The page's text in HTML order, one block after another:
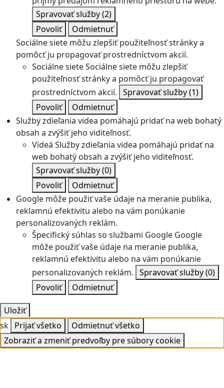
Spravovať služby(2)
Povoliť
Odmietnuť
Sociálne siete môžu zlepšiť použiteľnosť stránky a
pomôcť ju propagovať prostredníctvom akcií.
Sociálne sieteSociálne siete môžu zlepšiť
použiteľnosť stránky a pomôcť ju propagovať
prostredníctvom akcií. Spravovať služby(1)
Povoliť
Odmietnuť
Služby zdieľania videa pomáhajú pridať na web bohatý
obsah a zvýšiť jeho viditeľnosť.
Videá Služby zdieľania videa pomáhajú pridať na
web bohatý obsah a zvýšiť jeho viditeľnosť.
Spravovať služby(0)
Povoliť
Odmietnuť
Google môže použiť vaše údaje na meranie publika,
reklamnú efektivitu alebo na vám ponúkanie
personalizovaných reklám.
Špecifický súhlas so službami Google Google
môže použiť vaše údaje na meranie publika,
reklamnú efektivitu alebo na vám ponúkanie
personalizovaných reklám. Spravovať služby(0)
Povoliť
Odmietnuť
Uložiť
sk Prijať všetko
Odmietnuť všetko
Zobraziť a zmeniť predvoľby pre súbory cookie